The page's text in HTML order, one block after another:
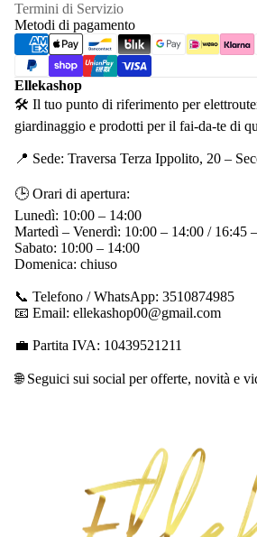
Termini di Servizio
Metodi di pagamento
Ellekashop
🛠 Il tuo punto di riferimento per
giardinaggio e prodotti per il fai-da-te di
📍 Sede: Traversa Terza Ippolito, 20 –
🕒 Orari di apertura:
Lunedì: 10:00 – 14:00
Martedì – Venerdì: 10:00 – 14:00 / 16:45
Sabato: 10:00 – 14:00
Domenica: chiuso
📞 Telefono / WhatsApp: 3510874985
📧 Email: ellekashop00@gmail.com
💼 Partita IVA: 10439521211
🌐 Seguici sui social per offerte, novità e
Informativa sui rimborsi